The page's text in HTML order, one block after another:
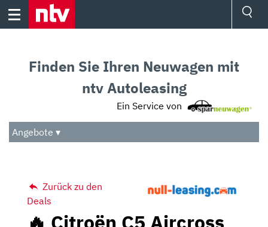
Skip
Audio
Das Beste
Finden Sie Ihren Neuwagen mit
ntv Autoleasing
Ein Service von
Angebote ▾
Zurück zu den
Deals